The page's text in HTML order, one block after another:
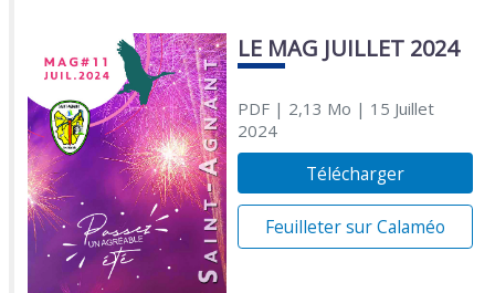
LE MAG JUILLET 2024
PDF| 2,13 Mo | 15 Juillet
2024
Télécharger
Feuilleter sur Calaméo